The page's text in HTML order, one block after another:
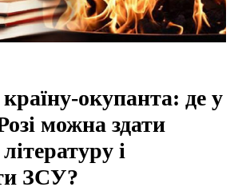
окупанта: де у
можна здати
і
ЗСУ?